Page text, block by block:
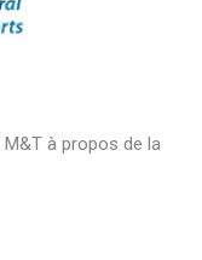
à propos de la